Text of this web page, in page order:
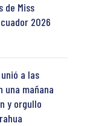
de Miss
2026
a las
una mañana
y orgullo